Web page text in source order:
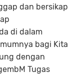
dan bersikap
di dalam
bagi Kita
dengan
Tugas